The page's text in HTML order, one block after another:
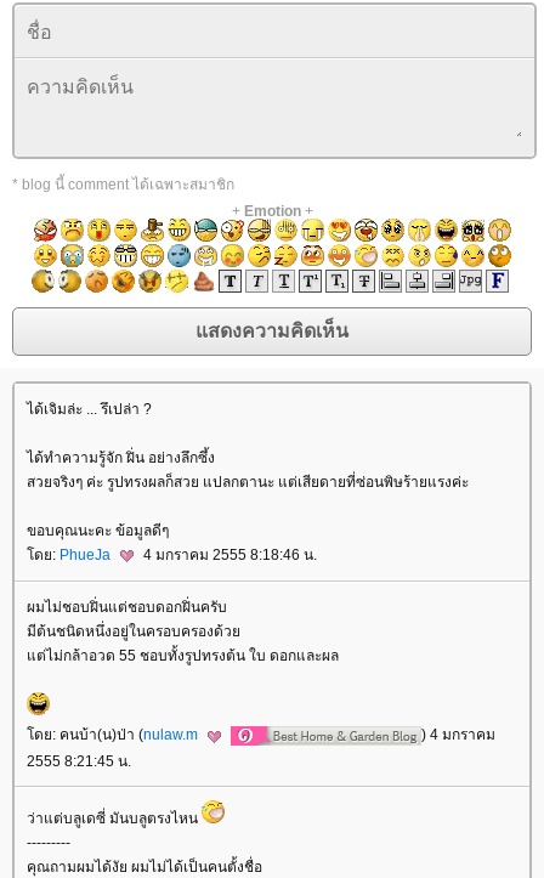
* blog นี้ comment ได้เฉพาะสมาชิก
+ Emotion+
ได้เจิมล่ะ ... รึเปล่า ?
ได้ทำความรู้จัก ฝิ่น อย่างลึกซึ้ง
สวยจริงๆ ค่ะ รูปทรงผลก็สวย แปลกตานะ แต่เสียดายที่ซ่อนพิษร้ายแรงค่ะ
ขอบคุณนะคะ ข้อมูลดีๆ
ดย: PhueJa 4 มกราคม 2555 8:18:46 น.
ผมไม่ชอบฝิ่นแต่ชอบดอกฝิ่นครับ
มีต้นชนิดหนึ่งอยู่ในครอบครองด้ว
ต่ไม่กล้าอวด 55 ชอบทั้งรูปทรงต้น ใบ ดอกและผล
ดย: คนบ้า(น)ป่า (nulaw.m
) 4 มกราคม
2555 8:21:45 น.
ว่าแต่บลูเดซี่ มันบลูตรงไหน
---------
คุณถามผมได้งัย ผมไม่ได้เป็นคนตั้งชื่อ